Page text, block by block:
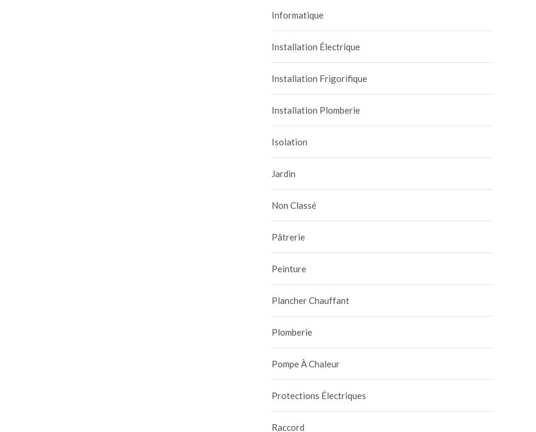
Informatique
Installation Électrique
Installation Frigorifique
Installation Plomberie
Isolation
Jardin
Non Classé
Pâtrerie
Peinture
Plancher Chauffant
Plomberie
Pompe À Chaleur
Protections Électriques
Raccord